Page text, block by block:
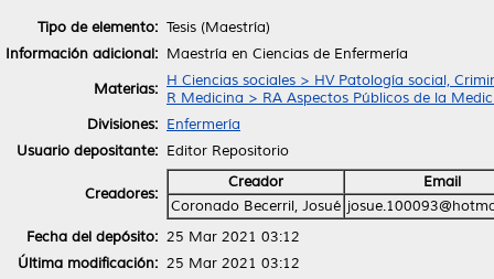
Tipo de elemento: Tesis (Maestría)
Información adicional: Maestría en Ciencias de Enfermería
Materias: H Ciencias sociales > HV Patología social,
R Medicina > RA Aspectos Públicos de la
Divisiones: Enfermería
Usuario depositante: Editor Repositorio
Creadores:
Creador
Email
Coronado Becerril, Josué
Fecha del depósito: 25 Mar 2021 03:12
Última modificación: 25 Mar 2021 03:12